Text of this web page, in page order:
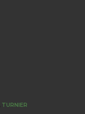
TURNIER